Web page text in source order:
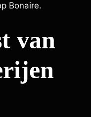
Bonaire.
van